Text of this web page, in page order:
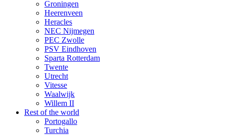
Groningen
Heerenveen
Heracles
NEC Nijmegen
PEC Zwolle
PSV Eindhoven
Sparta Rotterdam
Twente
Utrecht
Vitesse
Waalwijk
Willem II
Rest of the world
Portogallo
Turchia